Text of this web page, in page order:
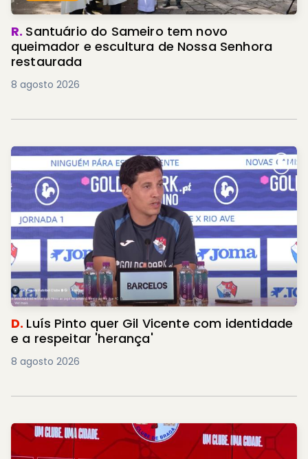
R. Santuário do Sameiro tem novo
queimador e escultura de Nossa Senhora
restaurada
8 agosto 2026
D. Luís Pinto quer Gil Vicente com identidade
e a respeitar 'herança'
8 agosto 2026